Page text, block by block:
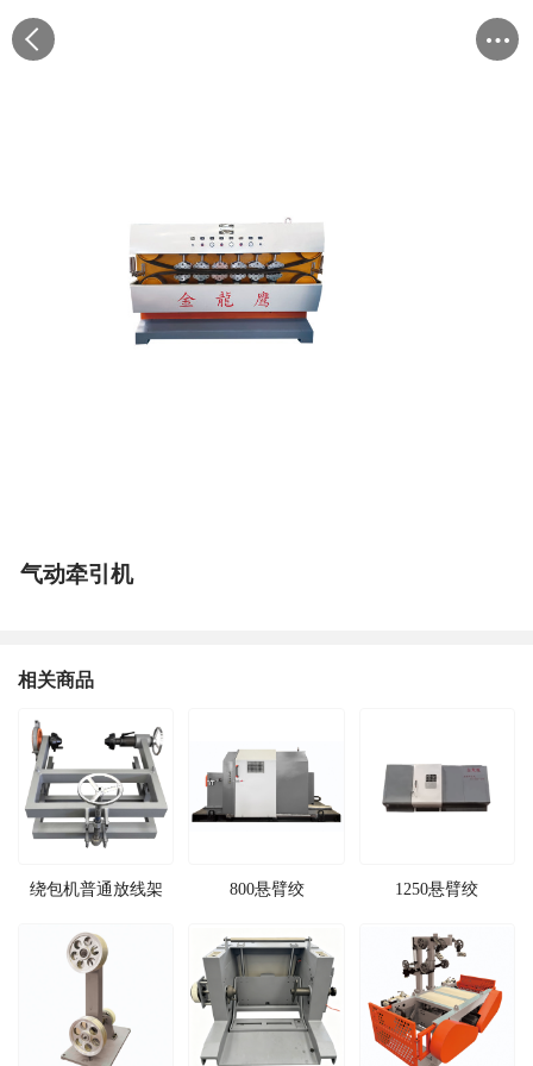
气动牵引机
相关商品
绕包机普通放线架 800悬臂绞 1250悬臂绞